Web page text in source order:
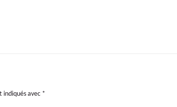
indiqués avec *